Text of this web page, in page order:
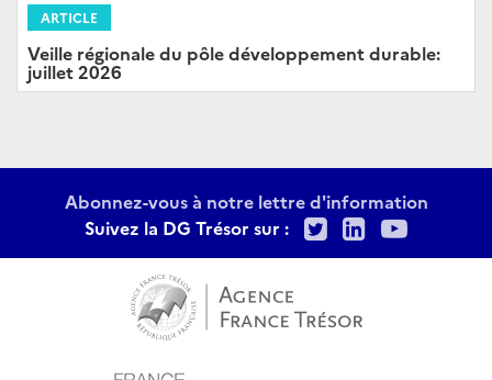
ARTICLE
Veille régionale du pôle développement durable:
juillet 2026
Abonnez-vous à notre lettre d'information
Suivez la DG Trésor sur :
TwitterLinkedIn